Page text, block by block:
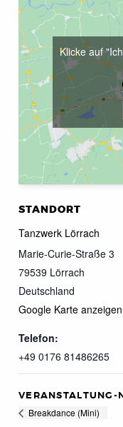
STANDORT
Tanzwerk Lörrach
Marie-Curie-Straße 3
79539 Lörrach
Deutschland
Google Karte anzeigen
Telefon:
+49 0176 81486265
Klicke auf
VERANSTALTUNG-
Breakdance (Mini)